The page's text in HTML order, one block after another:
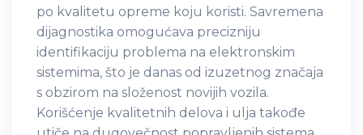
po kvalitetu opreme koju koristi. Savremena
dijagnostika omogućava precizniju
identifikaciju problema na elektronskim
sistemima, što je danas od izuzetnog značaja
s obzirom na složenost novijih vozila.
Korišćenje kvalitetnih delova i ulja takođe